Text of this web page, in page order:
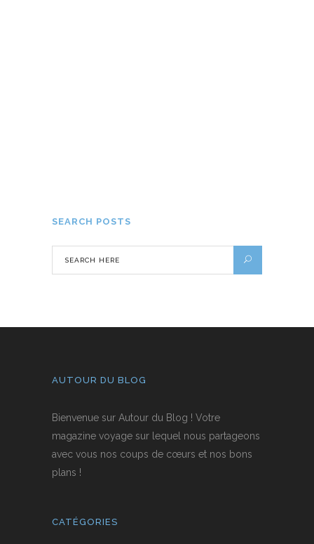
SEARCH POSTS
AUTOUR DU BLOG
Bienvenue sur Autour du Blog ! Votre
magazine voyage sur lequel nous partageons
avec vous nos coups de cœurs et nos bons
plans !
CATÉGORIES